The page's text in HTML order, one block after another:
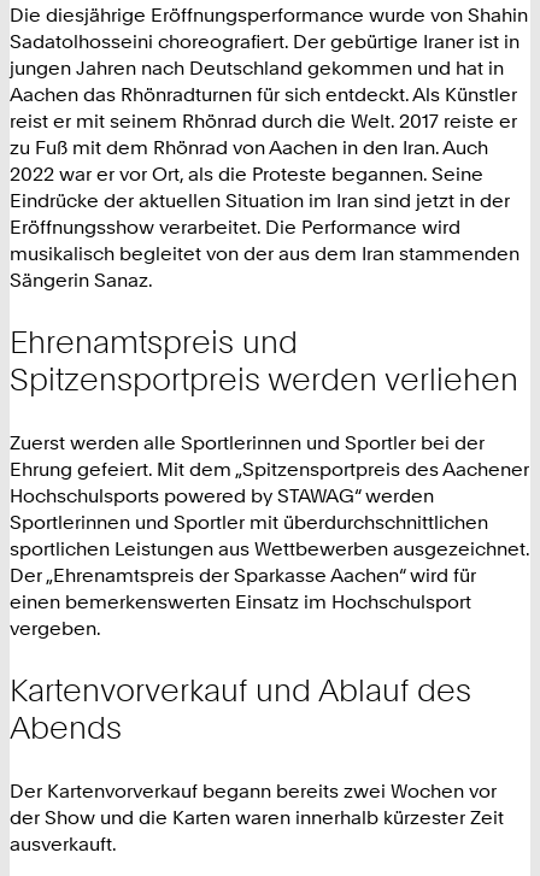
Die diesjährige Eröffnungsperformance wurde von Shahin
Sadatolhosseini choreografiert. Der gebürtige Iraner ist in
jungen Jahren nach Deutschland gekommen und hat in
Aachen das Rhönradturnen für sich entdeckt. Als Künstler
reist er mit seinem Rhönrad durch die Welt. 2017 reiste er
zu Fuß mit dem Rhönrad von Aachen in den Iran. Auch
2022 war er vor Ort, als die Proteste begannen. Seine
Eindrücke der aktuellen Situation im Iran sind jetzt in der
Eröffnungsshow verarbeitet. Die Performance wird
musikalisch begleitet von der aus dem Iran stammenden
Sängerin Sanaz.
Ehrenamtspreis und
Spitzensportpreis werden verliehen
Zuerst werden alle Sportlerinnen und Sportler bei der
Ehrung gefeiert. Mit dem „Spitzensportpreis des Aachener
Hochschulsports powered by STAWAG“ werden
Sportlerinnen und Sportler mit überdurchschnittlichen
sportlichen Leistungen aus Wettbewerben ausgezeichnet.
Der „Ehrenamtspreis der Sparkasse Aachen“ wird für
einen bemerkenswerten Einsatz im Hochschulsport
vergeben.
Kartenvorverkauf und Ablauf des
Abends
Der Kartenvorverkauf begann bereits zwei Wochen vor
der Show und die Karten waren innerhalb kürzester Zeit
ausverkauft.